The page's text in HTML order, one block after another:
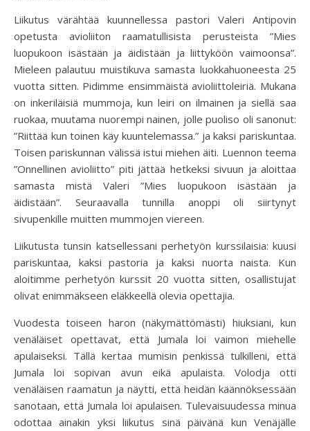
Liikutus värähtää kuunnellessa pastori Valeri Antipovin
opetusta avioliiton raamatullisista perusteista ”Mies
luopukoon isästään ja äidistään ja liittyköön vaimoonsa”.
Mieleen palautuu muistikuva samasta luokkahuoneesta 25
vuotta sitten. Pidimme ensimmäistä avioliittoleiriä. Mukana
on inkeriläisiä mummoja, kun leiri on ilmainen ja siellä saa
ruokaa, muutama nuorempi nainen, jolle puoliso oli sanonut:
”Riittää kun toinen käy kuuntelemassa.” ja kaksi pariskuntaa.
Toisen pariskunnan välissä istui miehen äiti. Luennon teema
”Onnellinen avioliitto” piti jättää hetkeksi sivuun ja aloittaa
samasta mistä Valeri ”Mies luopukoon isästään ja
äidistään”. Seuraavalla tunnilla anoppi oli siirtynyt
sivupenkille muitten mummojen viereen.
Liikutusta tunsin katsellessani perhetyön kurssilaisia: kuusi
pariskuntaa, kaksi pastoria ja kaksi nuorta naista. Kun
aloitimme perhetyön kurssit 20 vuotta sitten, osallistujat
olivat enimmäkseen eläkkeellä olevia opettajia.
Vuodesta toiseen haron (näkymättömästi) hiuksiani, kun
venäläiset opettavat, että Jumala loi vaimon miehelle
apulaiseksi. Tällä kertaa mumisin penkissä tulkilleni, että
Jumala loi sopivan avun eikä apulaista. Volodja otti
venäläisen raamatun ja näytti, että heidän käännöksessään
sanotaan, että Jumala loi apulaisen. Tulevaisuudessa minua
odottaa ainakin yksi liikutus sinä päivänä kun Venäjälle